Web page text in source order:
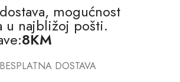
mogućnost
u najbližoj pošti.
8KM
BESPLATNA DOSTAVA